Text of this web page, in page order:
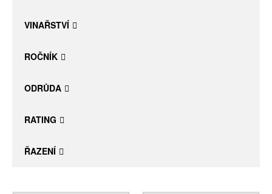
VINAŘSTVÍ
ROČNÍK
ODRŮDA
RATING
ŘAZENÍ